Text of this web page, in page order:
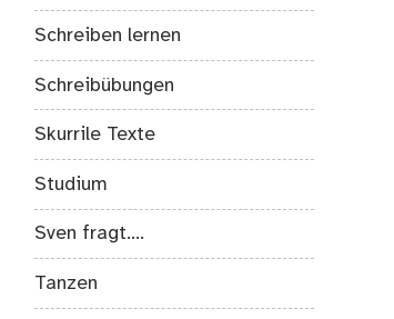
Schreiben lernen
Schreibübungen
Skurrile Texte
Studium
Sven fragt….
Tanzen